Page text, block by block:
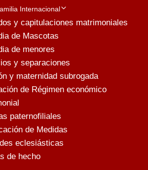
Internacional
y capitulaciones matrimoniales
de Mascotas
de menores
y separaciones
y maternidad subrogada
de Régimen económico
paternofiliales
de Medidas
eclesiásticas
de hecho